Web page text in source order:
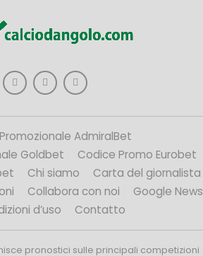
AdmiralBet
Goldbet
Codice Promo Eurobet
Chi siamo
Carta del giornalista
Collabora con noi
Google News
d’uso
Contatto
pronostici sulle principali competizioni